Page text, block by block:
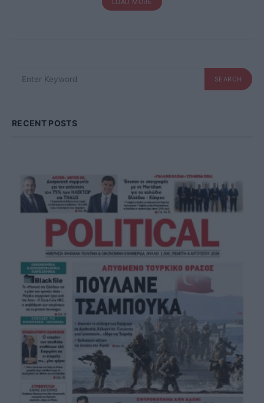
FOR:
SEARCH
RECENT POSTS